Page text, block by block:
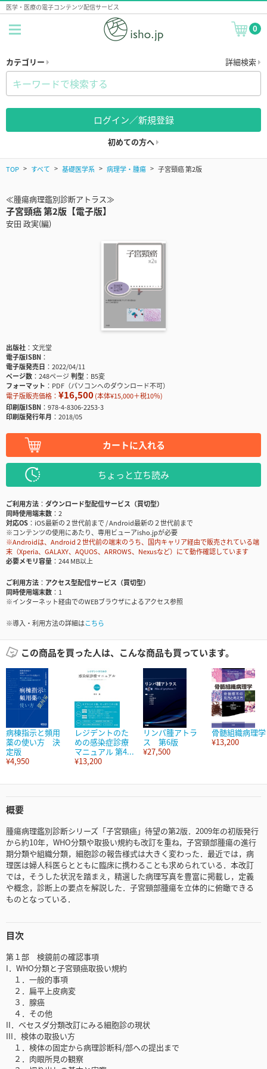
医学・医療の電子コンテンツ配信サービス
0
カテゴリー 詳細検索
ログイン／新規登録
初めての方へ
TOP すべて 基礎医学系 病理学・腫瘍 子宮頸癌 第2版
≪腫瘍病理鑑別診断アトラス≫
子宮頸癌 第2版【電子版】
安田 政実(編)
出版社
文光堂
電子版ISBN
電子版発売日
2022/04/11
ページ数
248ページ判型
B5変
フォーマット
PDF（パソコンへのダウンロード不可）
電子版販売価格： ¥16,500(本体¥15,000＋税10％)
印刷版ISBN
978-4-8306-2253-3
印刷版発行年月
2018/05
カートに入れる
ちょっと立ち読み
ご利用方法
ダウンロード型配信サービス（買切型）
同時使用端末数
2
対応OS
iOS最新の２世代前まで / Android最新の２世代前まで
※コンテンツの使用にあたり、専用ビューアisho.jpが必要
※Androidは、Android２世代前の端末のうち、国内キャリア経由で販売されている端
末（Xperia、GALAXY、AQUOS、ARROWS、Nexusなど）にて動作確認しています
必要メモリ容量
244 MB以上
ご利用方法
アクセス型配信サービス（買切型）
同時使用端末数
1
※インターネット経由でのWEBブラウザによるアクセス参照
※導入・利用方法の詳細はこちら
この商品を買った人は、こんな商品も買っています。
病棟指示と頻用
薬の使い方 決
定版
¥4,950
レジデントのた
めの感染症診療
マニュアル 第4...
¥13,200
リンパ腫アトラ
ス 第6版
¥27,500
骨髄組織病理学
¥13,200
概要
腫瘍病理鑑別診断シリーズ「子宮頸癌」待望の第2版．2009年の初版発行
から約10年，WHO分類や取扱い規約も改訂を重ね，子宮頸部腫瘍の進行
期分類や組織分類，細胞診の報告様式は大きく変わった．最近では，病
理医は婦人科医らとともに臨床に携わることも求められている．本改訂
では，そうした状況を踏まえ，精選した病理写真を豊富に掲載し，定義
や概念，診断上の要点を解説した．子宮頸部腫瘍を立体的に俯瞰できる
ものとなっている．
目次
第１部 検鏡前の確認事項
I．WHO分類と子宮頸癌取扱い規約
１．一般的事項
２．扁平上皮病変
３．腺癌
４．その他
II．ベセスダ分類改訂にみる細胞診の現状
III．検体の取扱い方
１．検体の固定から病理診断科/部への提出まで
２．肉眼所見の観察